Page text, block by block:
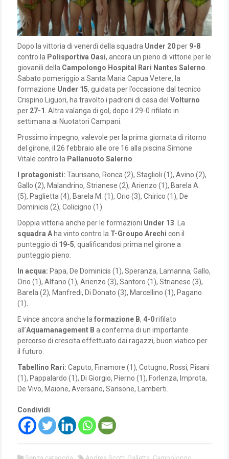
Dopo la vittoria di venerdì della squadra Under 20per 9-8
contro la Polisportiva Oasi, ancora un pieno di vittorie per le
giovanili della Campolongo Hospital Rari Nantes Salerno
Sabato pomeriggio a Santa Maria Capua Vetere, la
formazione Under 15, guidata per l’occasione dal tecnico
Crispino Liguori, ha travolto i padroni di casa del Volturno
per 27-1 . Altra valanga di gol, dopo il 29-0 rifilato in
settimana ai Nuotatori Campani.
Prossimo impegno, valevole per la prima giornata di ritorno
del girone, il 26 febbraio alle ore 16 alla piscina Simone
Vitale contro la Pallanuoto Salerno
I protagonisti: Taurisano, Ronca (2), Staglioli (1), Avino (2),
Gallo (2), Malandrino, Strianese (2), Arienzo (1), Barela A.
(5), Paglietta (4), Barela M. (1), Orio (3), Chirico (1), De
Dominicis (2), Colicigno (1).
Doppia vittoria anche per le formazioni Under 13 . La
squadra A ha vinto contro la T-Groupo Arechi con il
punteggio di 19-5, qualificandosi prima nel girone a
punteggio pieno.
In acqua: Papa, De Dominicis (1), Speranza, Lamanna, Gallo,
Orio (1), Alfano (1), Arienzo (3), Santoro (1), Strianese (3),
Barela (2), Manfredi, Di Donato (3), Marcellino (1), Pagano
(1).
E vince ancora anche la formazione B, 4-0rifilato
all’Aquamanagement B a conferma di un importante
percorso di crescita effettuato dai ragazzi, buon viatico per
il futuro.
Tabellino Rari: Caputo, Finamore (1), Cotugno, Rossi, Pisani
(1), Pappalardo (1), Di Giorgio, Pierno (1), Forlenza, Improta,
De Vivo, Maione, Aversano, Sansone, Lamberti.
Condividi